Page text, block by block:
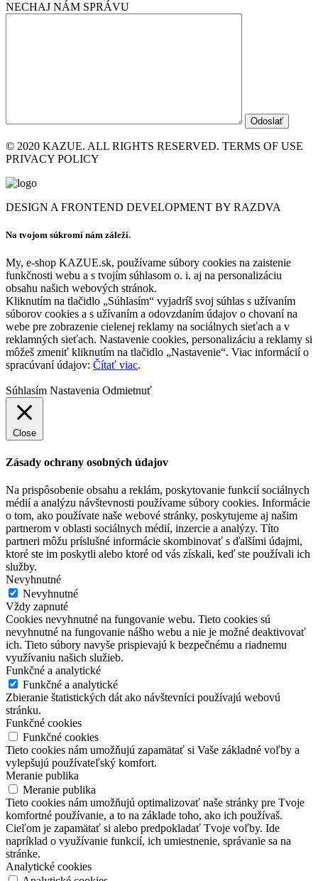
NECHAJ NÁM SPRÁVU
© 2020 KAZUE. ALL RIGHTS RESERVED. TERMS OF USE
PRIVACY POLICY
DESIGN A FRONTEND DEVELOPMENT BY RAZDVA
Na tvojom súkromí nám záleží.
My, e-shop KAZUE.sk, používame súbory cookies na zaistenie
funkčnosti webu a s tvojím súhlasom o. i. aj na personalizáciu
obsahu našich webových stránok.
Kliknutím na tlačidlo „Súhlasím“ vyjadríš svoj súhlas s užívaním
súborov cookies a s užívaním a odovzdaním údajov o chovaní na
webe pre zobrazenie cielenej reklamy na sociálnych sieťach a v
reklamných sieťach. Nastavenie cookies, personalizáciu a reklamy si
môžeš zmeniť kliknutím na tlačidlo „Nastavenie“. Viac informácií o
spracúvaní údajov: Čítať viac.
Súhlasím Nastavenia Odmietnuť
Close
Zásady ochrany osobných údajov
Na prispôsobenie obsahu a reklám, poskytovanie funkcií sociálnych
médií a analýzu návštevnosti používame súbory cookies. Informácie
o tom, ako používate naše webové stránky, poskytujeme aj našim
partnerom v oblasti sociálnych médií, inzercie a analýzy. Títo
partneri môžu príslušné informácie skombinovať s ďalšími údajmi,
ktoré ste im poskytli alebo ktoré od vás získali, keď ste používali ich
služby.
Nevyhnutné
Nevyhnutné
Vždy zapnuté
Cookies nevyhnutné na fungovanie webu. Tieto cookies sú
nevyhnutné na fungovanie nášho webu a nie je možné deaktivovať
ich. Tieto súbory navyše prispievajú k bezpečnému a riadnemu
využívaniu našich služieb.
Funkčné a analytické
Funkčné a analytické
Zbieranie štatistických dát ako návštevníci používajú webovú
stránku.
Funkčné cookies
Funkčné cookies
Tieto cookies nám umožňujú zapamätať si Vaše základné voľby a
vylepšujú používateľský komfort.
Meranie publika
Meranie publika
Tieto cookies nám umožňujú optimalizovať naše stránky pre Tvoje
komfortné používanie, a to na základe toho, ako ich používaš.
Cieľom je zapamätať si alebo predpokladať Tvoje voľby. Ide
napríklad o využívanie funkcií, ich umiestnenie, správanie sa na
stránke.
Analytické cookies